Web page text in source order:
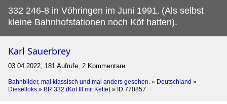
332 246-8 in Vöhringen im Juni 1991. (Als selbst
kleine Bahnhofstationen noch Köf hatten).
Karl Sauerbrey
03.04.2022, 181 Aufrufe, 2 Kommentare
Bahnbilder, mal klassisch und mal anders gesehen. » Deutschland »
Dieselloks » BR 332 (Köf III mit Kette) » ID 770857